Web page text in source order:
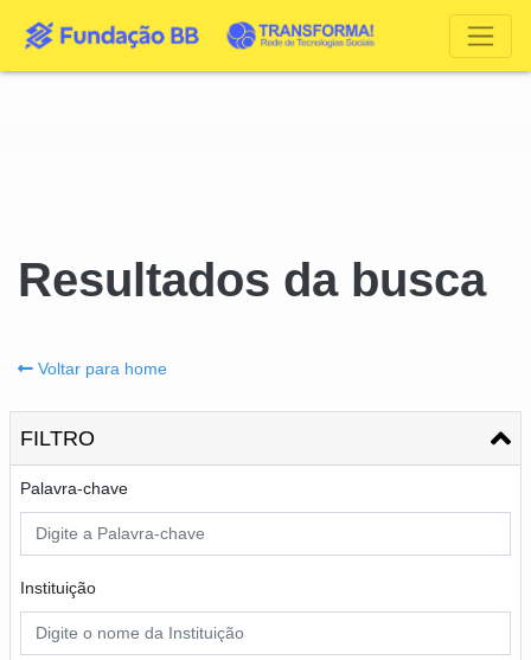
Resultados da busca
Voltar para home
FILTRO
Palavra-chave
Instituição